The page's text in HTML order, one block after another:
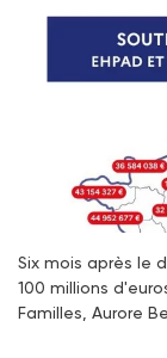
Six mois après le
100 millions
Familles, Aurore